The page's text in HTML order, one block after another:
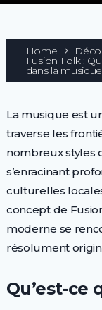
Home
Fusion Folk :
dans la musique
La musique est
traverse les
nombreux styles
s’enracinant
culturelles
concept de
moderne se
résolument
Qu’est-ce